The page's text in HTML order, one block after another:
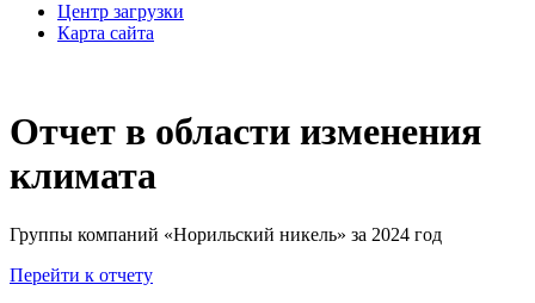
Центр загрузки
Карта сайта
Отчет в области изменения
климата
Группы компаний «Норильский никель» за 2024 год
Перейти к отчету